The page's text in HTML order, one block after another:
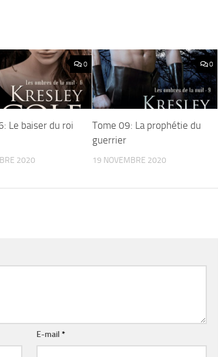
0
Le baiser du roi
2020
0
Tome 09: La prophétie du
guerrier
19 NOVEMBRE 2020
E-mail*